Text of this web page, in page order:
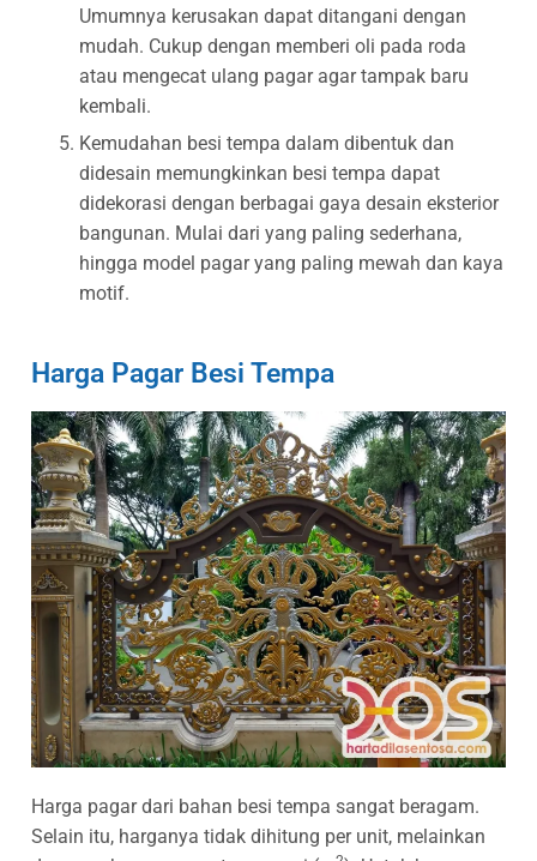
Umumnya kerusakan dapat ditangani dengan
mudah. Cukup dengan memberi oli pada roda
atau mengecat ulang pagar agar tampak baru
kembali.
Kemudahan besi tempa dalam dibentuk dan
didesain memungkinkan besi tempa dapat
didekorasi dengan berbagai gaya desain eksterior
bangunan. Mulai dari yang paling sederhana,
hingga model pagar yang paling mewah dan kaya
motif.
Harga Pagar Besi Tempa
Harga pagar dari bahan besi tempa sangat beragam.
Selain itu, harganya tidak dihitung per unit, melainkan